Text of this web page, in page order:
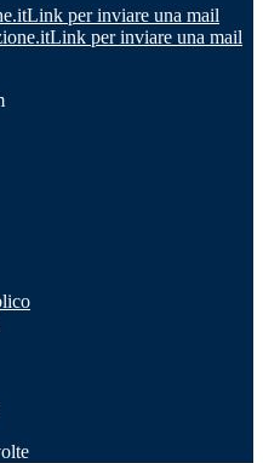
Link per inviare una mail
Link per inviare una mail